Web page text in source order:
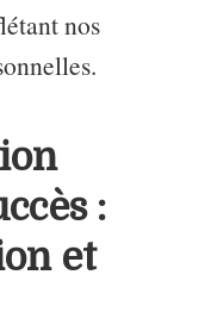
nos
:
et